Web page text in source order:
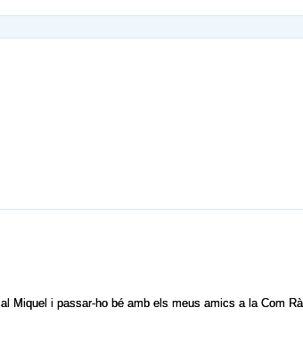
Miquel i passar-ho bé amb els meus amics a la Com